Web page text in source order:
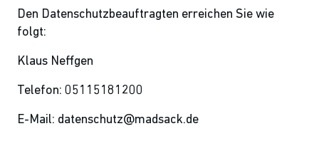
Den Datenschutzbeauftragten erreichen Sie wie
folgt:
Klaus Neffgen
Telefon: 05115181200
E-Mail: datenschutz@madsack.de